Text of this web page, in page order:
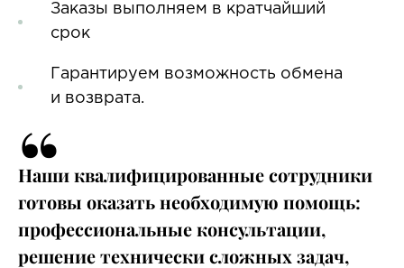
Заказы выполняем в кратчайший
срок
Гарантируем возможность обмена
и возврата.
“
Наши квалифицированные сотрудники
готовы оказать необходимую помощь:
профессиональные консультации,
решение технически сложных задач,